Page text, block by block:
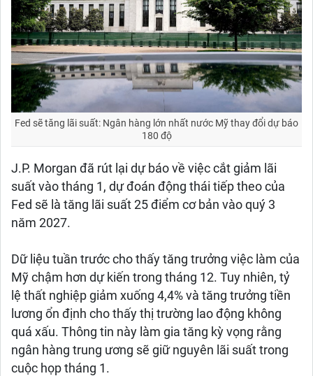
Fed sẽ tăng lãi suất: Ngân hàng lớn nhất nước Mỹ thay đổi dự báo
180 độ
J.P. Morgan đã rút lại dự báo về việc cắt giảm lãi
suất vào tháng 1, dự đoán động thái tiếp theo của
Fed sẽ là tăng lãi suất 25 điểm cơ bản vào quý 3
năm 2027.
Dữ liệu tuần trước cho thấy tăng trưởng việc làm của
Mỹ chậm hơn dự kiến ​​trong tháng 12. Tuy nhiên, tỷ
lệ thất nghiệp giảm xuống 4,4% và tăng trưởng tiền
lương ổn định cho thấy thị trường lao động không
quá xấu. Thông tin này làm gia tăng kỳ vọng rằng
ngân hàng trung ương sẽ giữ nguyên lãi suất trong
cuộc họp tháng 1.